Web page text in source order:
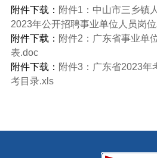
附件下载： 附件1：中山市三乡镇
2023年公开招聘事业单位人员岗
附件下载： 附件2：广东省事业单
表.doc
附件下载： 附件3：广东省2023年
考目录.xls